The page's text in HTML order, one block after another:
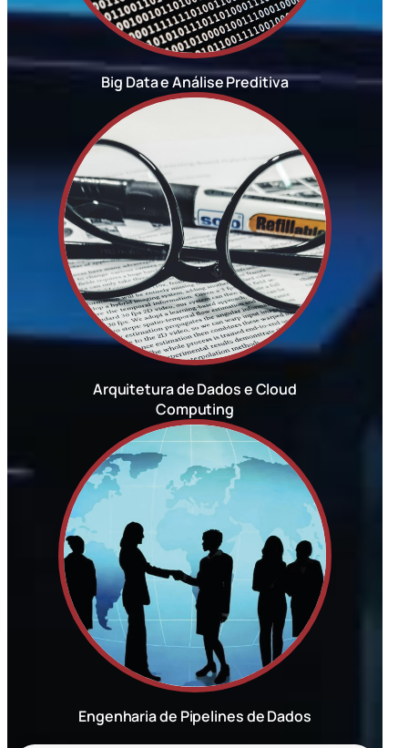
Big Data e Análise Preditiva
Arquitetura de Dados e Cloud
Computing
Engenharia de Pipelines de Dados